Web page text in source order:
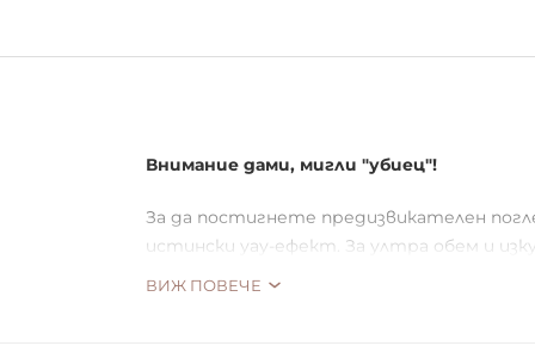
Внимание дами, мигли "убиец"!
За да постигнете предизвикателен
истински уау-ефект. За ултра обем и
ВИЖ ПОВЕЧЕ